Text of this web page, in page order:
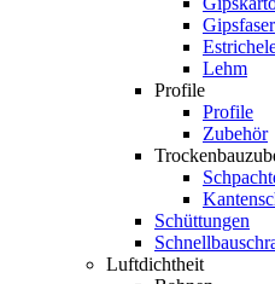
Lehm
Profile
Profile
Zubehör
Schüttungen
Luftdichtheit